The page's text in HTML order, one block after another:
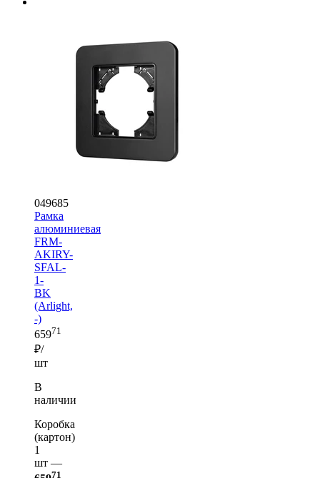
049685
Рамка
алюминиевая
FRM-
AKIRY-
SFAL-
1-
BK
(Arlight,
-)
65971
₽/
шт
В
наличии
Коробка
(картон)
1
шт —
71